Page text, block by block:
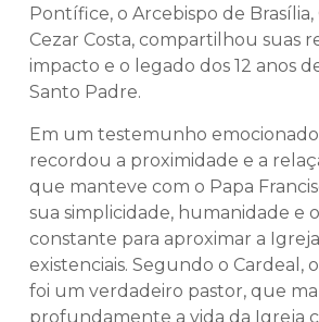
Pontífice, o Arcebispo de
Cezar Costa, compartilhou suas
impacto e o legado dos 12 anos
Santo Padre.
Em um testemunho
recordou a proximidade e a
que manteve com o Papa
sua simplicidade, humanidade e
constante para aproximar a
existenciais. Segundo o Cardeal,
foi um verdadeiro pastor, que
profundamente a vida da Igreja